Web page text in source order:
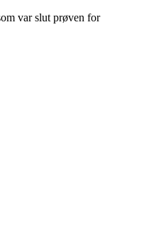
var slut prøven for